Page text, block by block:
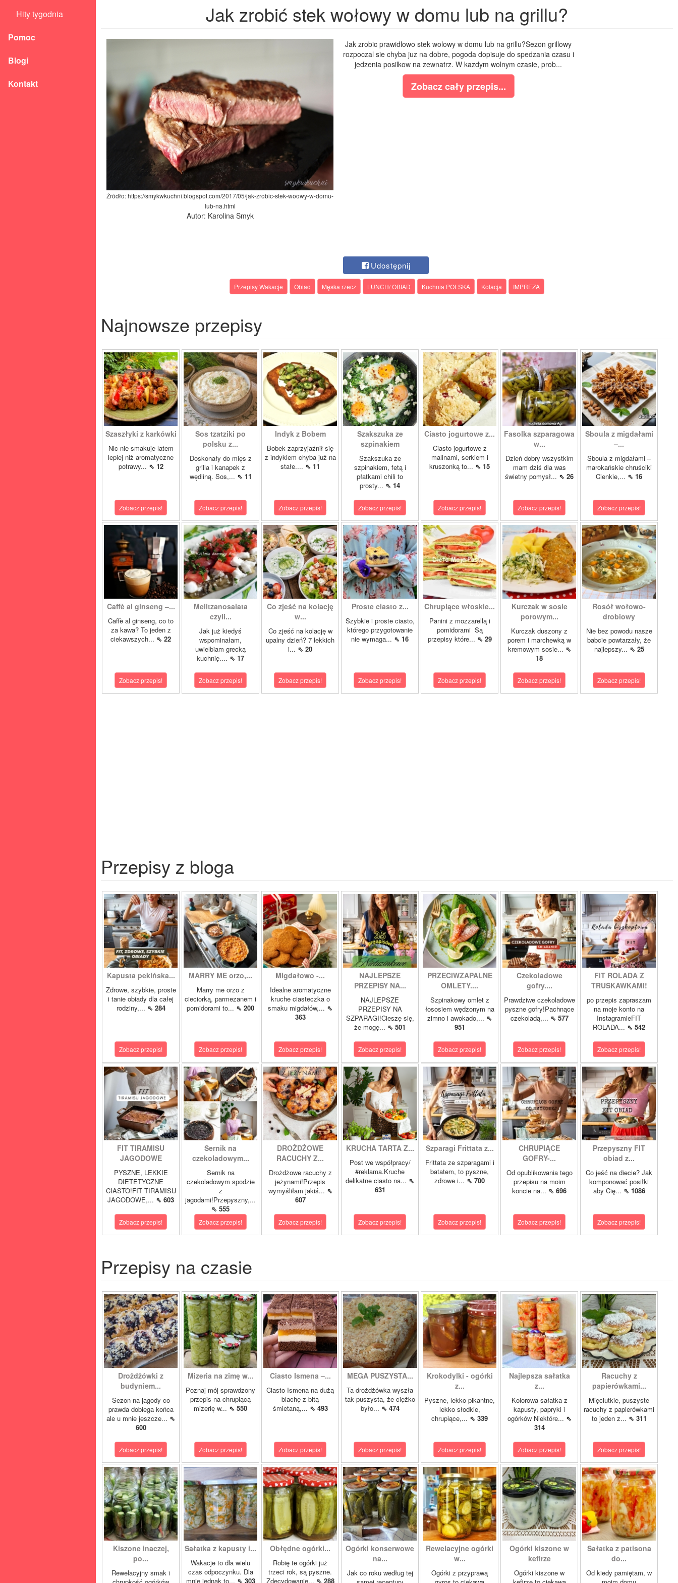
Hity tygodnia
Pomoc
Blogi
Kontakt
Jak zrobić stek wołowy w domu lub na grillu?
Źródło: https://smykwkuchni.blogspot.com/2017/05/jak-zrobic-stek-woowy-w-domu-
lub-na.html
Autor: Karolina Smyk
Jak zrobic prawidlowo stek wolowy w domu lub na grillu?Sezon grillowy
rozpoczal sie chyba juz na dobre, pogoda dopisuje do spedzania czasu i
jedzenia posilkow na zewnatrz. W kazdym wolnym czasie, prob...
Zobacz cały przepis...
Udostępnij
Przepisy Wakacje Obiad Męska rzecz LUNCH/ OBIAD Kuchnia POLSKA Kolacja IMPREZA
Najnowsze przepisy
Szaszłyki z karkówki
Nic nie smakuje latem
lepiej niż aromatyczne
potrawy... ⇖ 12
Zobacz przepis!
Sos tzatziki po
polsku z...
Doskonały do mięs z
grilla i kanapek z
wędliną. Sos,... ⇖ 11
Zobacz przepis!
Indyk z Bobem
Bobek zaprzyjaźnił się
z indykiem chyba już na
stałe.... ⇖ 11
Zobacz przepis!
Szakszuka ze
szpinakiem
Szakszuka ze
szpinakiem, fetą i
płatkami chili to
prosty... ⇖ 14
Zobacz przepis!
Ciasto jogurtowe z...
Ciasto jogurtowe z
malinami, serkiem i
kruszonką to... ⇖ 15
Zobacz przepis!
Fasolka szparagowa
w...
Dzień dobry wszystkim
mam dziś dla was
świetny pomysł... ⇖ 26
Zobacz przepis!
Sboula z migdałami
–...
Sboula z migdałami –
marokańskie chruściki
Cienkie,... ⇖ 16
Zobacz przepis!
Caffè al ginseng –...
Caffè al ginseng, co to
za kawa? To jeden z
ciekawszych... ⇖ 22
Zobacz przepis!
Melitzanosalata
czyli...
Jak już kiedyś
wspominałam,
uwielbiam grecką
kuchnię.... ⇖ 17
Zobacz przepis!
Co zjeść na kolację
w...
Co zjeść na kolację w
upalny dzień? 7 lekkich
i... ⇖ 20
Zobacz przepis!
Proste ciasto z...
Szybkie i proste ciasto,
którego przygotowanie
nie wymaga... ⇖ 16
Zobacz przepis!
Chrupiące włoskie...
Panini z mozzarellą i
pomidorami Są
przepisy które... ⇖ 29
Zobacz przepis!
Kurczak w sosie
porowym...
Kurczak duszony z
porem i marchewką w
kremowym sosie... ⇖
18
Zobacz przepis!
Rosół wołowo-
drobiowy
Nie bez powodu nasze
babcie powtarzały, że
najlepszy... ⇖ 25
Zobacz przepis!
Przepisy z bloga
Kapusta pekińska...
Zdrowe, szybkie, proste
i tanie obiady dla całej
rodziny,... ⇖ 284
Zobacz przepis!
MARRY ME orzo,...
Marry me orzo z
cieciorką, parmezanem i
pomidorami to... ⇖ 200
Zobacz przepis!
Migdałowo -...
Idealne aromatyczne
kruche ciasteczka o
smaku migdałów,... ⇖
363
Zobacz przepis!
NAJLEPSZE
PRZEPISY NA...
NAJLEPSZE
PRZEPISY NA
SZPARAGI!Cieszę się,
że mogę... ⇖ 501
Zobacz przepis!
PRZECIWZAPALNE
OMLETY....
Szpinakowy omlet z
łososiem wędzonym na
zimno i awokado,... ⇖
951
Zobacz przepis!
Czekoladowe
gofry....
Prawdziwe czekoladowe
pyszne gofry!Pachnące
czekoladą,... ⇖ 577
Zobacz przepis!
FIT ROLADA Z
TRUSKAWKAMI!
po przepis zapraszam
na moje konto na
InstagramieFIT
ROLADA... ⇖ 542
Zobacz przepis!
FIT TIRAMISU
JAGODOWE
PYSZNE, LEKKIE
DIETETYCZNE
CIASTO!FIT TIRAMISU
JAGODOWE,... ⇖ 603
Zobacz przepis!
Sernik na
czekoladowym...
Sernik na
czekoladowym spodzie
z
jagodami!Przepyszny,...
⇖ 555
Zobacz przepis!
DROŻDŻOWE
RACUCHY Z...
Drożdżowe racuchy z
jeżynami!Przepis
wymyśliłam jakiś... ⇖
607
Zobacz przepis!
KRUCHA TARTA Z...
Post we współpracy/
#reklama.Kruche
delikatne ciasto na... ⇖
631
Zobacz przepis!
Szparagi Frittata z...
Frittata ze szparagami i
batatem, to pyszne,
zdrowe i... ⇖ 700
Zobacz przepis!
CHRUPIĄCE
GOFRY-...
Od opublikowania tego
przepisu na moim
koncie na... ⇖ 696
Zobacz przepis!
Przepyszny FIT
obiad z...
Co jeść na diecie? Jak
komponować posiłki
aby Cię... ⇖ 1086
Zobacz przepis!
Przepisy na czasie
Drożdżówki z
budyniem...
Sezon na jagody co
prawda dobiega końca
ale u mnie jeszcze... ⇖
600
Zobacz przepis!
Mizeria na zimę w...
Poznaj mój sprawdzony
przepis na chrupiącą
mizerię w... ⇖ 550
Zobacz przepis!
Ciasto Ismena –...
Ciasto Ismena na dużą
blachę z bitą
śmietaną,... ⇖ 493
Zobacz przepis!
MEGA PUSZYSTA...
Ta drożdżówka wyszła
tak puszysta, że ciężko
było... ⇖ 474
Zobacz przepis!
Krokodylki - ogórki
z...
Pyszne, lekko pikantne,
lekko słodkie,
chrupiące,... ⇖ 339
Zobacz przepis!
Najlepsza sałatka
z...
Kolorowa sałatka z
kapusty, papryki i
ogórków Niektóre... ⇖
314
Zobacz przepis!
Racuchy z
papierówkami...
Mięciutkie, puszyste
racuchy z papierówkami
to jeden z... ⇖ 311
Zobacz przepis!
Kiszone inaczej,
po...
Rewelacyjny smak i
Sałatka z kapusty i...
Wakacje to dla wielu
czas odpoczynku. Dla
mnie jednak to... ⇖ 303
Obłędne ogórki...
Robię te ogórki już
trzeci rok, są pyszne.
Zdecydowanie... ⇖ 288
Ogórki konserwowe
na...
Jak co roku według tej
Rewelacyjne ogórki
w...
Ogórki z przyprawą
Ogórki kiszone w
kefirze
Ogórki kiszone w
Sałatka z patisona
do...
Od kiedy pamiętam, w